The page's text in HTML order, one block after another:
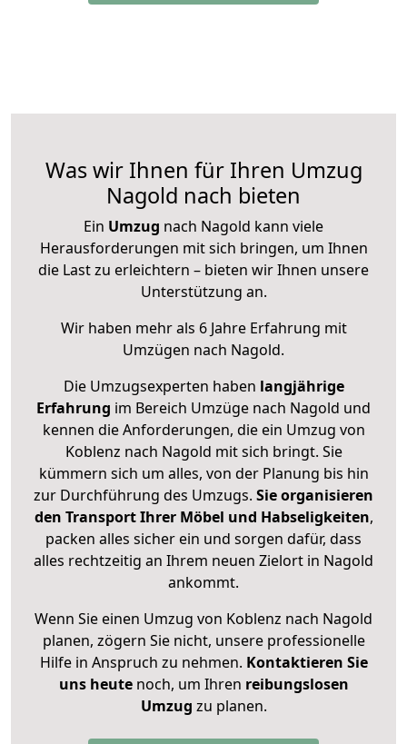
Was wir Ihnen für Ihren Umzug
Nagold nach bieten
Ein Umzug nach Nagold kann viele
Herausforderungen mit sich bringen, um Ihnen
die Last zu erleichtern – bieten wir Ihnen unsere
Unterstützung an.
Wir haben mehr als 6 Jahre Erfahrung mit
Umzügen nach Nagold.
Die Umzugsexperten haben langjährige
Erfahrung im Bereich Umzüge nach Nagold und
kennen die Anforderungen, die ein Umzug von
Koblenz nach Nagold mit sich bringt. Sie
kümmern sich um alles, von der Planung bis hin
zur Durchführung des Umzugs. Sie organisieren
den Transport Ihrer Möbel und Habseligkeiten,
packen alles sicher ein und sorgen dafür, dass
alles rechtzeitig an Ihrem neuen Zielort in Nagold
ankommt.
Wenn Sie einen Umzug von Koblenz nach Nagold
planen, zögern Sie nicht, unsere professionelle
Hilfe in Anspruch zu nehmen. Kontaktieren Sie
uns heutenoch, um Ihren reibungslosen
Umzug zu planen.